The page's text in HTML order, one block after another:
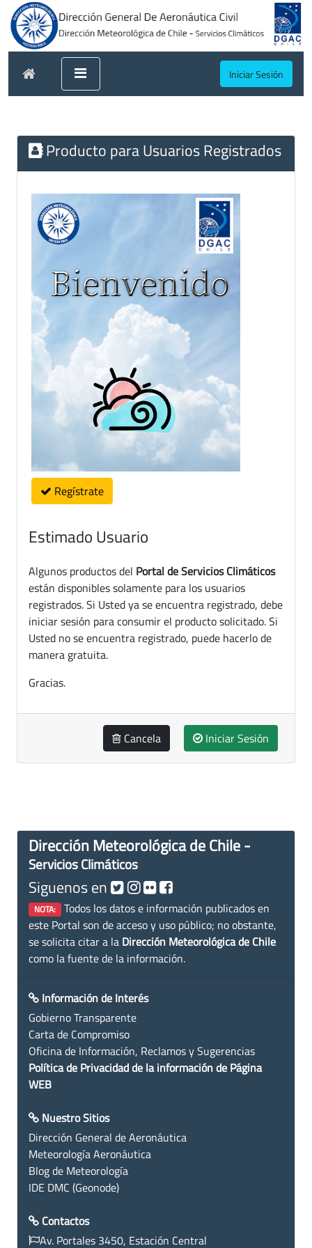
Iniciar Sesión
Producto para Usuarios Registrados
Regístrate
Estimado Usuario
Algunos productos del Portal de Servicios Climáticos
están disponibles solamente para los usuarios
registrados. Si Usted ya se encuentra registrado, debe
iniciar sesión para consumir el producto solicitado. Si
Usted no se encuentra registrado, puede hacerlo de
manera gratuita.
Gracias.
Cancela Iniciar Sesión
Dirección Meteorológica de Chile -
Servicios Climáticos
Siguenos en
NOTA: Todos los datos e información publicados en
este Portal son de acceso y uso público; no obstante,
se solicita citar a la Dirección Meteorológica de Chile
como la fuente de la información.
Información de Interés
Gobierno Transparente
Carta de Compromiso
Oficina de Información, Reclamos y Sugerencias
Política de Privacidad de la información de Página
WEB
Nuestro Sitios
Dirección General de Aeronáutica
Meteorología Aeronáutica
Blog de Meteorología
IDE DMC (Geonode)
Contactos
Av. Portales 3450, Estación Central